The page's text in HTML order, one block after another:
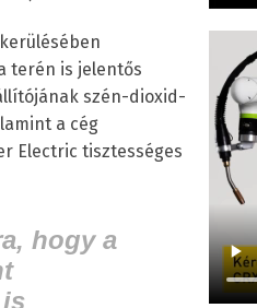
terén is jelentős
szén-dioxid-
a cég
Electric tisztességes
hogy a